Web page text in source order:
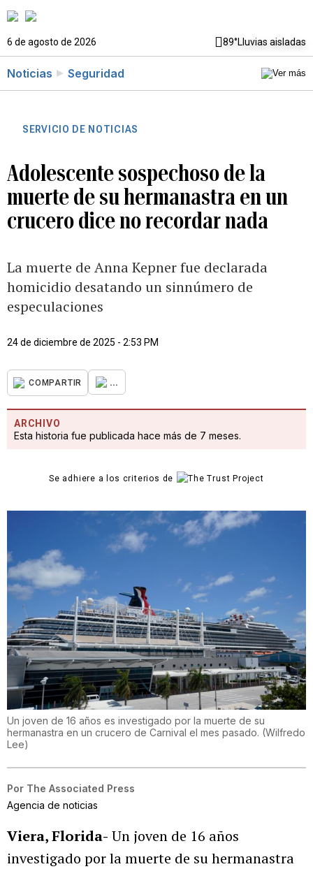
6 de agosto de 2026 89°Lluvias aisladas
Noticias Seguridad
SERVICIO DE NOTICIAS
Adolescente sospechoso de la
muerte de su hermanastra en un
crucero dice no recordar nada
La muerte de Anna Kepner fue declarada
homicidio desatando un sinnúmero de
especulaciones
24 de diciembre de 2025 - 2:53 PM
COMPARTIR ...
ARCHIVO
Esta historia fue publicada hace más de 7 meses.
Se adhiere a los criterios de
Un joven de 16 años es investigado por la muerte de su
hermanastra en un crucero de Carnival el mes pasado. (Wilfredo
Lee)
Por The Associated Press
Agencia de noticias
Viera, Florida- Un joven de 16 años
investigado por la muerte de su hermanastra